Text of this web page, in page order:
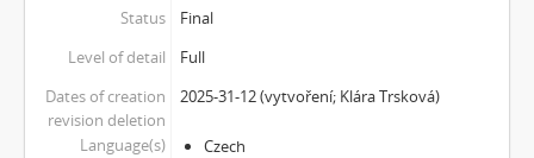
Status
Final
Level of detail
Full
Dates of creation
revision deletion
2025-31-12 (vytvoření; Klára Trsková)
Language(s)
Czech